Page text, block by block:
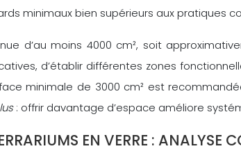
minimaux bien supérieurs aux pratiques
d’au moins 4000 cm², soit
d’établir différentes zones
minimale de 3000 cm² est
: offrir davantage d’espace améliore
EN VERRE : ANALYSE